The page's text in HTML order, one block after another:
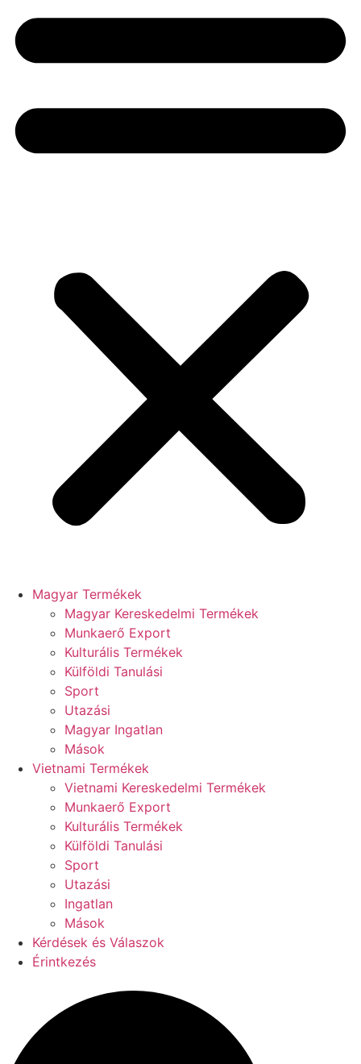
Magyar Termékek
Magyar Kereskedelmi Termékek
Munkaerő Export
Kulturális Termékek
Külföldi Tanulási
Sport
Utazási
Magyar Ingatlan
Mások
Vietnami Termékek
Vietnami Kereskedelmi Termékek
Munkaerő Export
Kulturális Termékek
Külföldi Tanulási
Sport
Utazási
Ingatlan
Mások
Kérdések és Válaszok
Érintkezés